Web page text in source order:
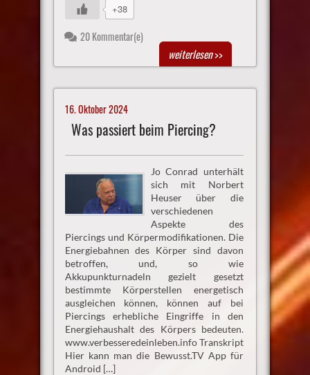
+38
20 Kommentar(e)
weiterlesen>>
16. Oktober 2024
Was passiert beim Piercing?
Jo Conrad unterhält
sich mit Norbert
Heuser über die
verschiedenen
Aspekte des
Piercings und Körpermodifikationen. Die
Energiebahnen des Körper sind davon
betroffen, und, so wie
Akkupunkturnadeln gezielt gesetzt
bestimmte Körperstellen energetisch
ausgleichen können, können auf bei
Piercings erhebliche Eingriffe in den
Energiehaushalt des Körpers bedeuten.
www.verbesseredeinleben.info Transkript
Hier kann man die Bewusst.TV App für
Android […]